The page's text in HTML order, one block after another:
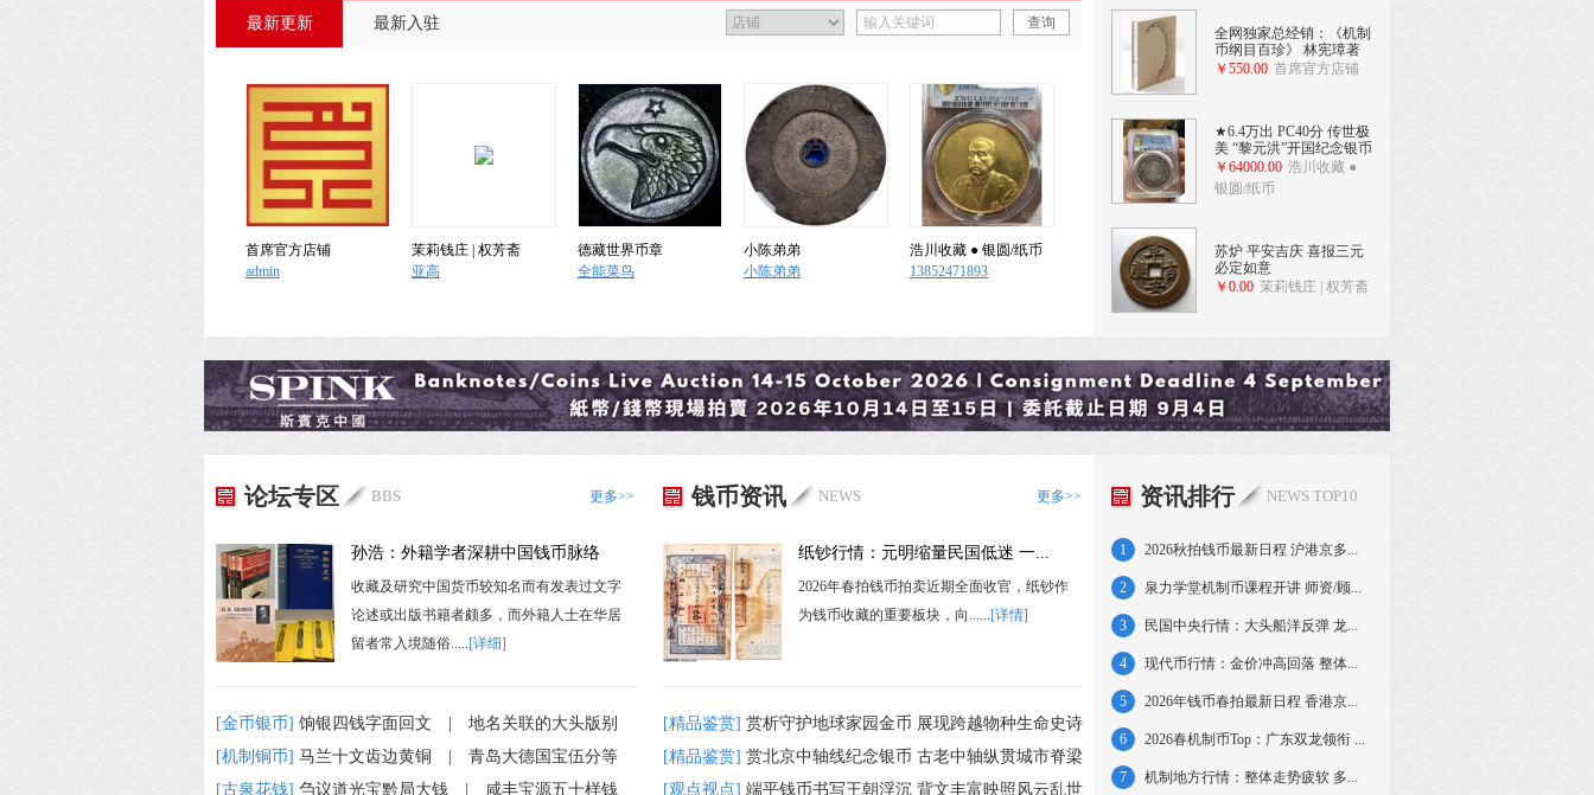
最新更新 最新入驻
首席官方店铺
admin
茉莉钱庄 | 权芳斋
亚高
德藏世界币章
全能菜鸟
小陈弟弟
小陈弟弟
浩川收藏 ● 银圆/纸币
13852471893
全网独家总经销：《机制
币纲目百珍》 林宪璋著
￥550.00 首席官方店铺
★6.4万出 PC40分 传世极
美 “黎元洪”开国纪念银币
￥64000.00 浩川收藏 ●
银圆/纸币
苏炉 平安吉庆 喜报三元
必定如意
￥0.00 茉莉钱庄 | 权芳斋
论坛专区 BBS 更多>>
孙浩：外籍学者深耕中国钱币脉络
收藏及研究中国货币较知名而有发表过文字
论述或出版书籍者颇多，而外籍人士在华居
留者常入境随俗.....[详细]
[金币银币] 饷银四钱字面回文
地名关联的大头版别
[机制铜币] 马兰十文齿边黄铜
青岛大德国宝伍分等
[古泉花钱] 刍议道光宝黔局大钱 咸丰宝源五十样钱
钱币资讯 NEWS 更多>>
纸钞行情：元明缩量民国低迷 一...
2026年春拍钱币拍卖近期全面收官，纸钞作
为钱币收藏的重要板块，向......[详情]
[精品鉴赏] 赏析守护地球家园金币 展现跨越物种生命史诗
[精品鉴赏] 赏北京中轴线纪念银币 古老中轴纵贯城市脊梁
[观点视点] 端平钱币书写王朝浮沉 背文丰富映照风云乱世
资讯排行 NEWS TOP10
1 2026秋拍钱币最新日程 沪港京多...
2 泉力学堂机制币课程开讲 师资/顾...
3 民国中央行情：大头船洋反弹 龙...
4 现代币行情：金价冲高回落 整体...
5 2026年钱币春拍最新日程 香港京...
6 2026春机制币Top：广东双龙领衔 ...
7 机制地方行情：整体走势疲软 多...